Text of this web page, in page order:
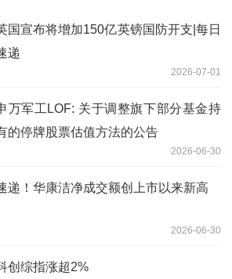
国宣布将增加150亿英镑国防开支|每日
递
2026-07-01
万军工LOF: 关于调整旗下部分基金持
的停牌股票估值方法的公告
2026-06-30
递！华康洁净成交额创上市以来新高
2026-06-30
创综指涨超2%